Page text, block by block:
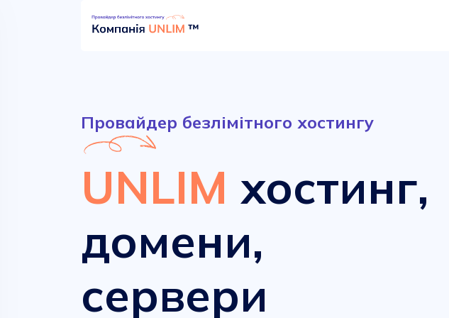
Провайдер безлімітного хостингу
UNLIM хостинг,
домени,
сервери
Сучасні домени
161.00 грн.
Безлімітний хостинг
52.90 грн.